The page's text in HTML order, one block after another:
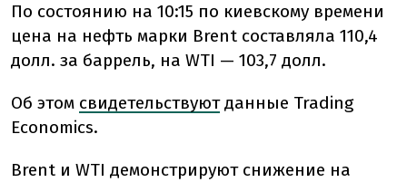
По состоянию на 10:15 по киевскому времени
цена на нефть марки Brent составляла 110,4
долл. за баррель, на WTI — 103,7 долл.
Об этом свидетельствуют данные Trading
Economics.
Brent и WTI демонстрируют снижение на